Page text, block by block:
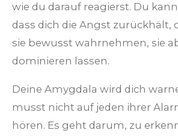
wie du darauf reagierst. Du
dass dich die Angst zurückhält,
sie bewusst wahrnehmen, sie
dominieren lassen.
Deine Amygdala wird dich
musst nicht auf jeden ihrer
hören. Es geht darum, zu